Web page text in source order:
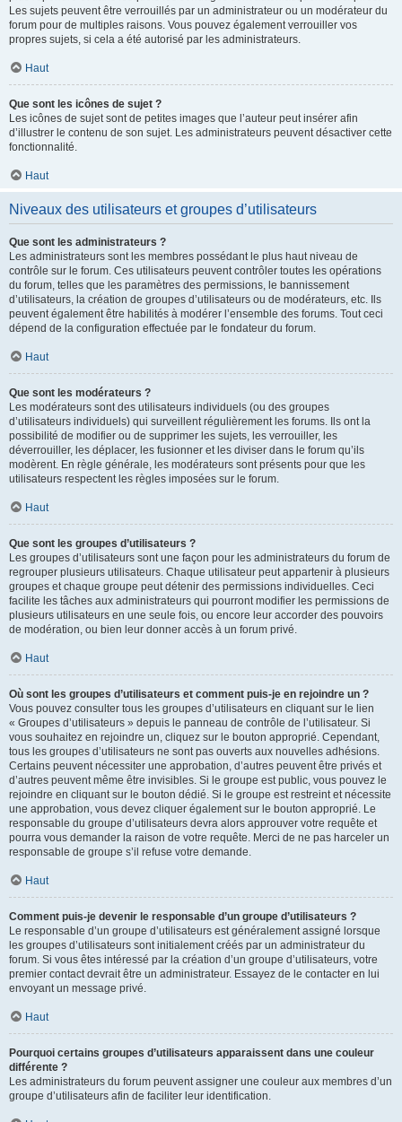
Les sujets peuvent être verrouillés par un administrateur ou un modérateur du
forum pour de multiples raisons. Vous pouvez également verrouiller vos
propres sujets, si cela a été autorisé par les administrateurs.
Haut
Que sont les icônes de sujet ?
Les icônes de sujet sont de petites images que l’auteur peut insérer afin
d’illustrer le contenu de son sujet. Les administrateurs peuvent désactiver cette
fonctionnalité.
Haut
Niveaux des utilisateurs et groupes d’utilisateurs
Que sont les administrateurs ?
Les administrateurs sont les membres possédant le plus haut niveau de
contrôle sur le forum. Ces utilisateurs peuvent contrôler toutes les opérations
du forum, telles que les paramètres des permissions, le bannissement
d’utilisateurs, la création de groupes d’utilisateurs ou de modérateurs, etc. Ils
peuvent également être habilités à modérer l’ensemble des forums. Tout ceci
dépend de la configuration effectuée par le fondateur du forum.
Haut
Que sont les modérateurs ?
Les modérateurs sont des utilisateurs individuels (ou des groupes
d’utilisateurs individuels) qui surveillent régulièrement les forums. Ils ont la
possibilité de modifier ou de supprimer les sujets, les verrouiller, les
déverrouiller, les déplacer, les fusionner et les diviser dans le forum qu’ils
modèrent. En règle générale, les modérateurs sont présents pour que les
utilisateurs respectent les règles imposées sur le forum.
Haut
Que sont les groupes d’utilisateurs ?
Les groupes d’utilisateurs sont une façon pour les administrateurs du forum de
regrouper plusieurs utilisateurs. Chaque utilisateur peut appartenir à plusieurs
groupes et chaque groupe peut détenir des permissions individuelles. Ceci
facilite les tâches aux administrateurs qui pourront modifier les permissions de
plusieurs utilisateurs en une seule fois, ou encore leur accorder des pouvoirs
de modération, ou bien leur donner accès à un forum privé.
Haut
Où sont les groupes d’utilisateurs et comment puis-je en rejoindre un ?
Vous pouvez consulter tous les groupes d’utilisateurs en cliquant sur le lien
« Groupes d’utilisateurs » depuis le panneau de contrôle de l’utilisateur. Si
vous souhaitez en rejoindre un, cliquez sur le bouton approprié. Cependant,
tous les groupes d’utilisateurs ne sont pas ouverts aux nouvelles adhésions.
Certains peuvent nécessiter une approbation, d’autres peuvent être privés et
d’autres peuvent même être invisibles. Si le groupe est public, vous pouvez le
rejoindre en cliquant sur le bouton dédié. Si le groupe est restreint et nécessite
une approbation, vous devez cliquer également sur le bouton approprié. Le
responsable du groupe d’utilisateurs devra alors approuver votre requête et
pourra vous demander la raison de votre requête. Merci de ne pas harceler un
responsable de groupe s’il refuse votre demande.
Haut
Comment puis-je devenir le responsable d’un groupe d’utilisateurs ?
Le responsable d’un groupe d’utilisateurs est généralement assigné lorsque
les groupes d’utilisateurs sont initialement créés par un administrateur du
forum. Si vous êtes intéressé par la création d’un groupe d’utilisateurs, votre
premier contact devrait être un administrateur. Essayez de le contacter en lui
envoyant un message privé.
Haut
Pourquoi certains groupes d’utilisateurs apparaissent dans une couleur
différente ?
Les administrateurs du forum peuvent assigner une couleur aux membres d’un
groupe d’utilisateurs afin de faciliter leur identification.